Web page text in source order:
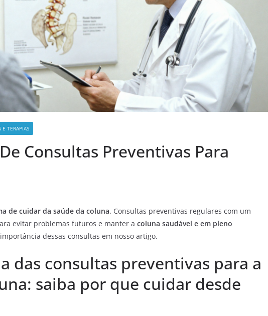
TERAPIAS
Consultas Preventivas Para
de cuidar da saúde da coluna. Consultas preventivas regulares com um
evitar problemas futuros e manter a coluna saudável e em pleno
dessas consultas em nosso artigo.
das consultas preventivas para a
saiba por que cuidar desde